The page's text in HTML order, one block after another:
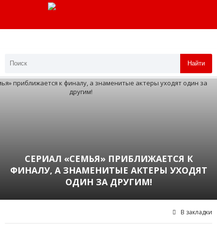
Найти
СЕРИАЛ «СЕМЬЯ» ПРИБЛИЖАЕТСЯ К
ФИНАЛУ, А ЗНАМЕНИТЫЕ АКТЕРЫ УХОДЯТ
ОДИН ЗА ДРУГИМ!
В закладки